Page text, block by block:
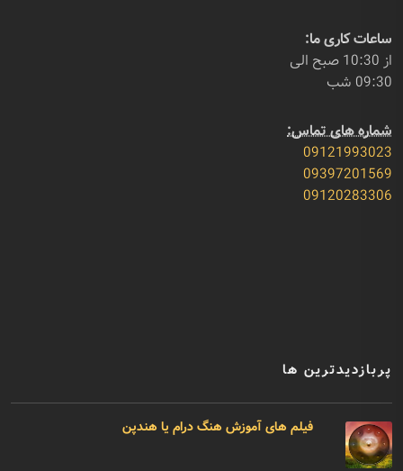
ساعات کاری ما:
از 10:30 صبح الی
09:30 شب
شماره های تماس:
09121993023
09397201569
09120283306
پربازدیدترین ها
فیلم های آموزش هنگ درام یا هندپن